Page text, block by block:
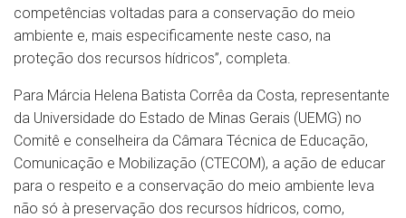
competências voltadas para a conservação do meio
ambiente e, mais especificamente neste caso, na
proteção dos recursos hídricos”, completa.
Para Márcia Helena Batista Corrêa da Costa, representante
da Universidade do Estado de Minas Gerais (UEMG) no
Comitê e conselheira da Câmara Técnica de Educação,
Comunicação e Mobilização (CTECOM), a ação de educar
para o respeito e a conservação do meio ambiente leva
não só à preservação dos recursos hídricos, como,